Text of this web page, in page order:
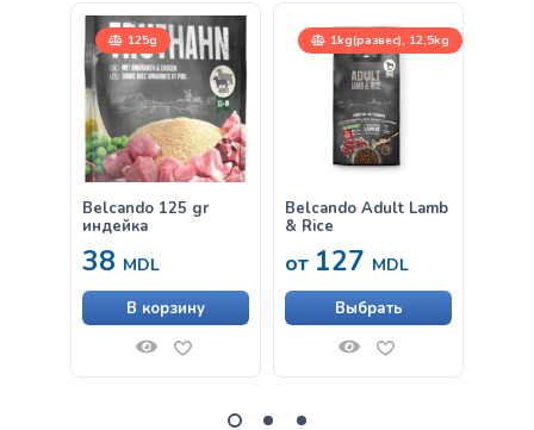
125g
Belcando 125 gr
индейка
38 MDL
В корзину
1kg(развес), 12,5kg
Belcando Adult Lamb
& Rice
от 127 MDL
Выбрать